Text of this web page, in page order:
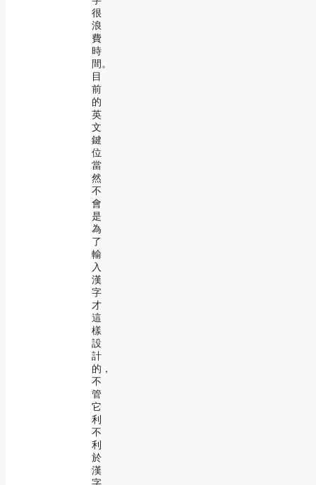
很
浪
費
時
間。
目
前
的
英
文
鍵
位
當
然
不
會
是
為
了
輸
入
漢
字
才
這
樣
設
計
的，
不
管
它
利
不
利
於
漢